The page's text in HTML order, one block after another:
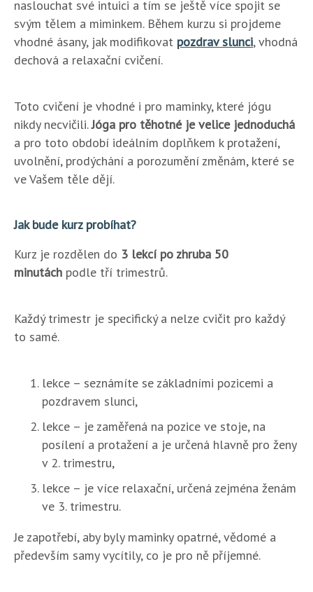
naslouchat své intuici a tím se ještě více spojit se
svým tělem a miminkem. Během kurzu si projdeme
vhodné ásany, jak modifikovat pozdrav slunci, vhodná
dechová a relaxační cvičení.
Toto cvičení je vhodné i pro maminky, které jógu
nikdy necvičili.Jóga pro těhotné je velice jednoduchá
a pro toto období ideálním doplňkem k protažení,
uvolnění, prodýchání a porozumění změnám, které se
ve Vašem těle dějí.
Jak bude kurz probíhat?
Kurz je rozdělen do 3 lekcí po zhruba 50
minutách podle tří trimestrů.
Každý trimestr je specifický a nelze cvičit pro každý
to samé.
lekce – seznámíte se základními pozicemi a
pozdravem slunci,
lekce – je zaměřená na pozice ve stoje, na
posílení a protažení a je určená hlavně pro ženy
v 2. trimestru,
lekce – je více relaxační, určená zejména ženám
ve 3. trimestru.
Je zapotřebí, aby byly maminky opatrné, vědomé a
především samy vycítily, co je pro ně příjemné.